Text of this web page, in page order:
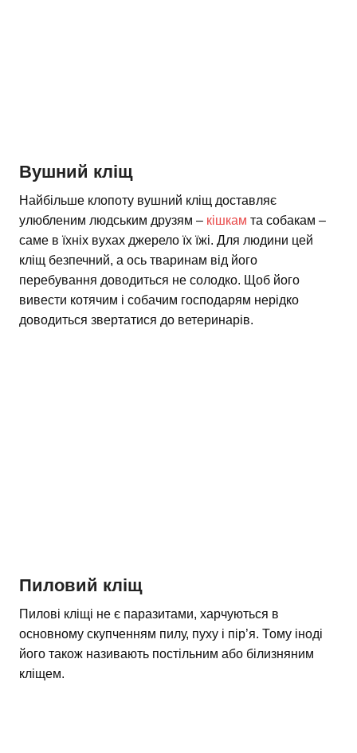
Вушний кліщ
Найбільше клопоту вушний кліщ доставляє
улюбленим людським друзям – кішкам та собакам –
саме в їхніх вухах джерело їх їжі. Для людини цей
кліщ безпечний, а ось тваринам від його
перебування доводиться не солодко. Щоб його
вивести котячим і собачим господарям нерідко
доводиться звертатися до ветеринарів.
Пиловий кліщ
Пилові кліщі не є паразитами, харчуються в
основному скупченням пилу, пуху і пір’я. Тому іноді
його також називають постільним або білизняним
кліщем.